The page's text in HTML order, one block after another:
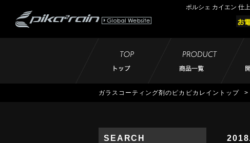
ポルシェ カイエン 仕
ガラスコーティング剤のピカピカレイントップ >
SEARCH